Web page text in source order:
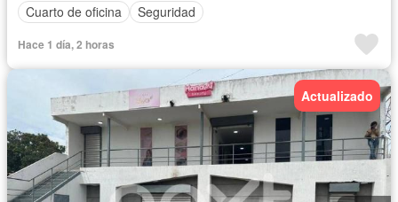
Cuarto de oficina
Seguridad
Hace 1 día, 2 horas
Actualizado